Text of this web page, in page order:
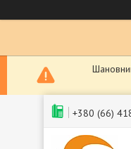
+380 (66)